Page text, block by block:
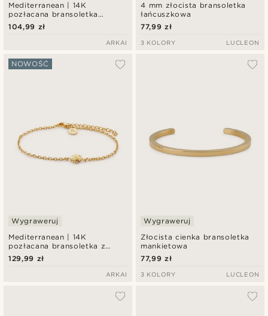
Mediterranean | 14K
pozłacana bransoletka
łańcuszkowa z monetami
7mm
104,99 zł
ARKAI
4 mm złocista bransoletka
łańcuszkowa
77,99 zł
3 KOLORY LUCLEON
Mediterranean | 14K
pozłacana bransoletka z
turkusową zawieszką w
kształcie słońca
NOWOŚĆ
Wygraweruj
129,99 zł
ARKAI
Złocista cienka bransoletka
mankietowa
Wygraweruj
77,99 zł
3 KOLORY LUCLEON